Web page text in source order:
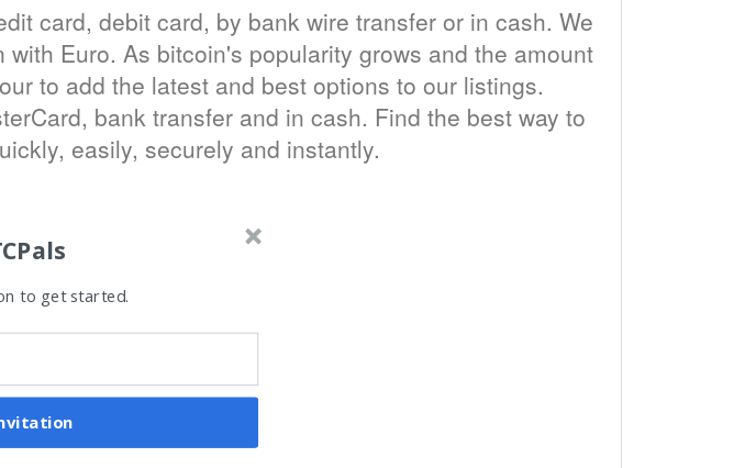
card, debit card, by bank wire transfer or in cash. We
Euro. As bitcoin's popularity grows and the amount
to add the latest and best options to our listings.
bank transfer and in cash. Find the best way to
easily, securely and instantly.
to get started.